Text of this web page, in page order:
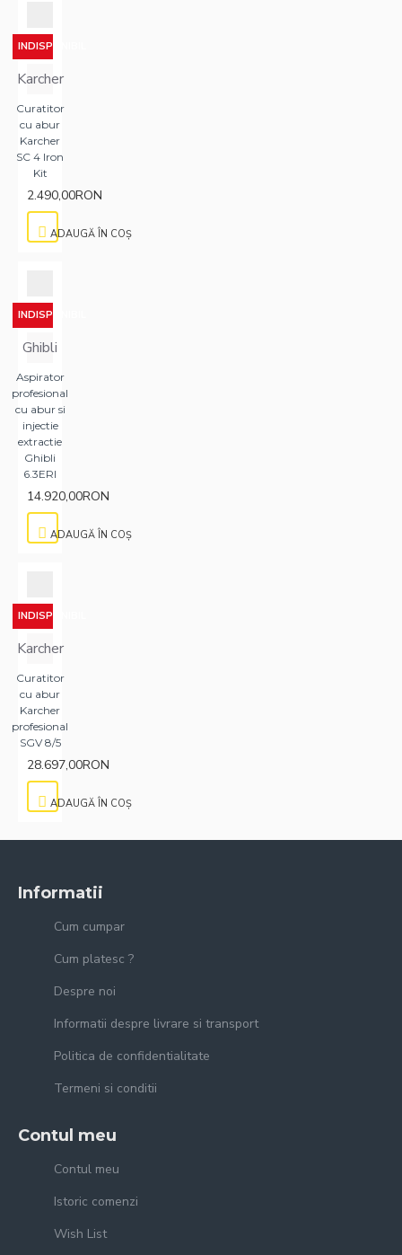
INDISPONIBIL
Karcher
Curatitor
cu abur
Karcher
SC 4 Iron
Kit
2.490,00RON
ADAUGĂ ÎN COŞ
INDISPONIBIL
Ghibli
Aspirator
profesional
cu abur si
injectie
extractie
Ghibli
6.3ERI
14.920,00RON
ADAUGĂ ÎN COŞ
INDISPONIBIL
Karcher
Curatitor
cu abur
Karcher
profesional
SGV 8/5
28.697,00RON
ADAUGĂ ÎN COŞ
Informatii
Cum cumpar
Cum platesc ?
Despre noi
Informatii despre livrare si transport
Politica de confidentialitate
Termeni si conditii
Contul meu
Contul meu
Istoric comenzi
Wish List